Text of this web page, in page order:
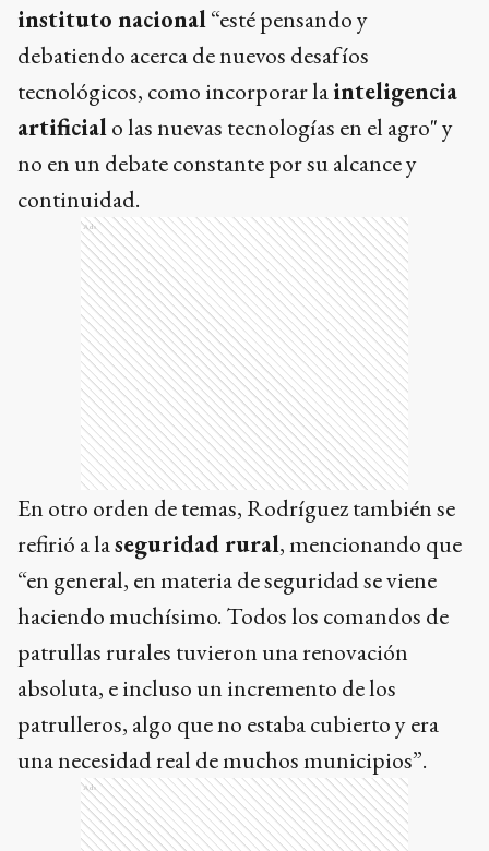
instituto nacional“esté pensando y
debatiendo acerca de nuevos desafíos
tecnológicos, como incorporar lainteligencia
artificialo las nuevas tecnologías en el agro" y
no en un debate constante por su alcance y
continuidad.
Ads
En otro orden de temas, Rodríguez también se
refirió a laseguridad rural, mencionando que
“en general, en materia de seguridad se viene
haciendo muchísimo. Todos los comandos de
patrullas rurales tuvieron una renovación
absoluta, e incluso un incremento de los
patrulleros, algo que no estaba cubierto y era
una necesidad real de muchos municipios”.
Ads